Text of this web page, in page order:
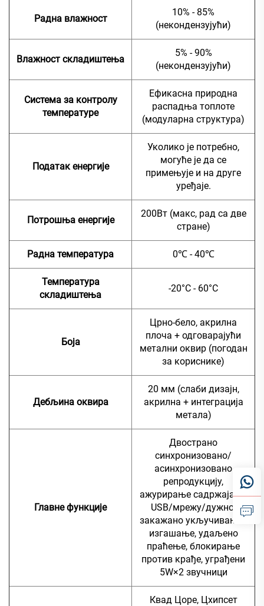
Радна влажност
10% - 85%
(некондензујући)
Влажност складиштења
5% - 90%
(некондензујући)
Система за контролу
температуре
Ефикасна природна
распадња топлоте
(модуларна структура)
Податак енергије
Уколико је потребно,
могуће је да се
примењује и на друге
уређаје.
Потрошња енергије
200Вт (макс, рад са две
стране)
Радна температура 0℃ - 40℃
Температура
складиштења
-20°C - 60°C
Боја
Црно-бело, акрилна
плоча + одговарајући
метални оквир (погодан
за кориснике)
Дебљина оквира
20 мм (слаби дизајн,
акрилна + интеграција
метала)
Главне функције
Двострано
синхронизовано/
асинхронизовано
репродукцију,
ажурирање садржаја на
USB/мрежу/дужно,
закажано укључивање/
изгашање, удаљено
праћење, блокирање
против крађе, уграђени
5W×2 звучници
Квад Цоре, Цхипсет